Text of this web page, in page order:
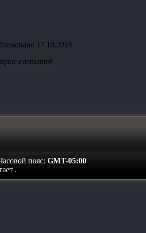
17.10.2018
крыс слепышей
пояс: GMT-05:00
.